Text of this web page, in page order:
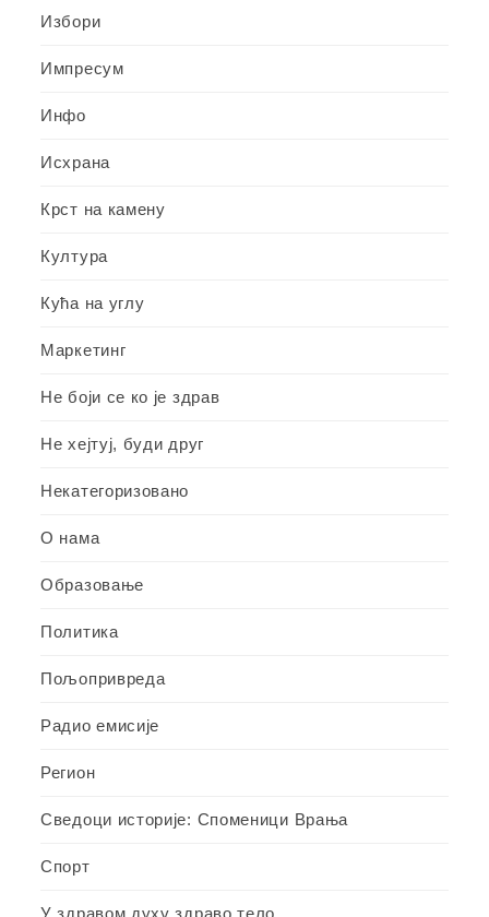
Избори
Импресум
Инфо
Исхрана
Крст на камену
Култура
Кућа на углу
Маркетинг
Не боји се ко је здрав
Не хејтуј, буди друг
Некатегоризовано
О нама
Образовање
Политика
Пољопривреда
Радио емисије
Регион
Сведоци историје: Споменици Врања
Спорт
У здравом духу здраво тело